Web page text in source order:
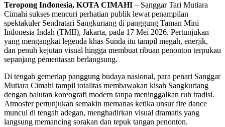
Teropong Indonesia, KOTA CIMAHI – Sanggar Tari Mutiara
Cimahi sukses mencuri perhatian publik lewat penampilan
spektakuler Sendratari Sangkuriang di panggung Taman Mini
Indonesia Indah (TMII), Jakarta, pada 17 Mei 2026. Pertunjukan
yang mengangkat legenda khas Sunda itu tampil megah, enerjik,
dan penuh kejutan visual hingga membuat ribuan penonton terpukau
sepanjang pementasan berlangsung.
Di tengah gemerlap panggung budaya nasional, para penari Sanggar
Mutiara Cimahi tampil totalitas membawakan kisah Sangkuriang
dengan balutan koreografi modern tanpa meninggalkan ruh tradisi.
Atmosfer pertunjukan semakin memanas ketika unsur fire dance
muncul di tengah adegan, menghadirkan visual dramatis yang
langsung memancing sorakan dan tepuk tangan penonton.